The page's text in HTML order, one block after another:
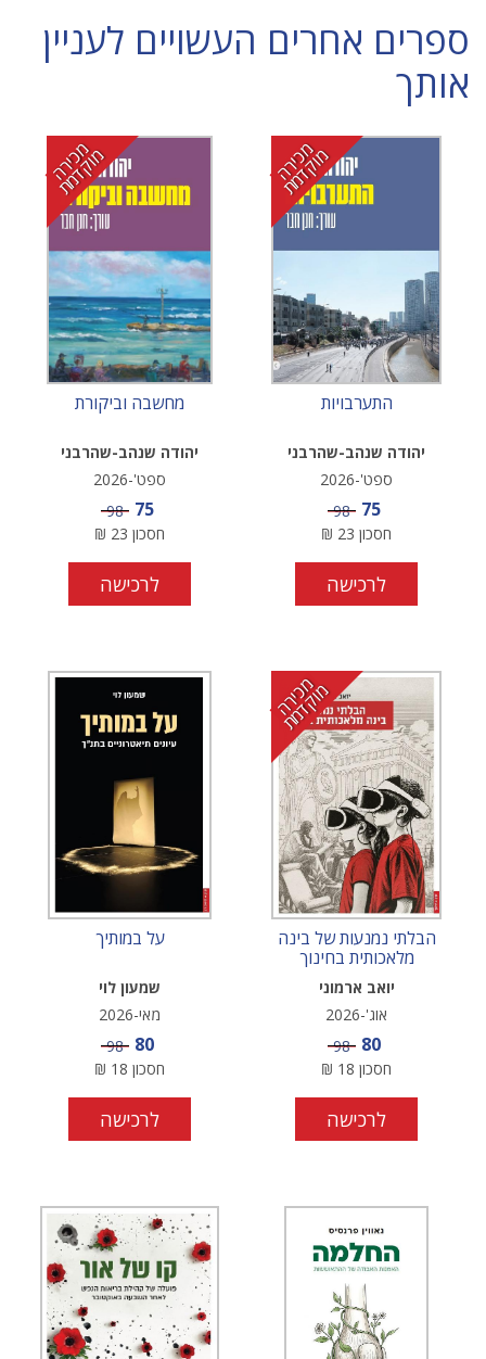
ספרים אחרים העשויים לעניין
אותך
מ
כ
י
ר
ה
מ
ו
ק
ד
מ
ת
התערבויות
יהודה שנהב-שהרבני
ספט'-2026
מחיר מבצע
75 מחיר
98
חסכון 23
₪
לרכישה
מ
כ
י
ר
ה
מ
ו
ק
ד
מ
ת
מחשבה וביקורת
יהודה שנהב-שהרבני
ספט'-2026
מחיר מבצע
75 מחיר
98
חסכון 23
₪
לרכישה
מ
כ
י
ר
ה
מ
ו
ק
ד
מ
ת
הבלתי נמנעות של בינה
מלאכותית בחינוך
יואב ארמוני
אוג'-2026
מחיר מבצע
80 מחיר
98
חסכון 18
₪
לרכישה
על במותיך
שמעון לוי
מאי-2026
מחיר מבצע
80 מחיר
98
חסכון 18
₪
לרכישה